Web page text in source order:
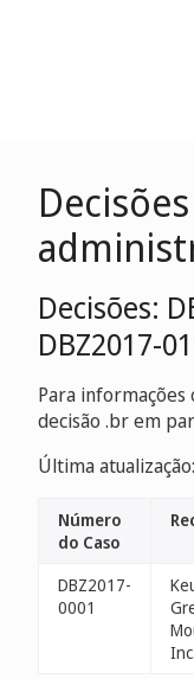
Decisões:
DBZ2017-
Para
decisão .br em
Última
Número
do Caso
DBZ2017-
0001
Inc.